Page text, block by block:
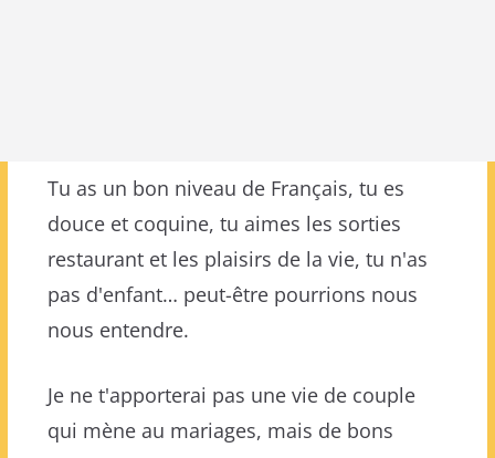
Tu as un bon niveau de Français, tu es
douce et coquine, tu aimes les sorties
restaurant et les plaisirs de la vie, tu n'as
pas d'enfant… peut-être pourrions nous
nous entendre.
Je ne t'apporterai pas une vie de couple
qui mène au mariages, mais de bons